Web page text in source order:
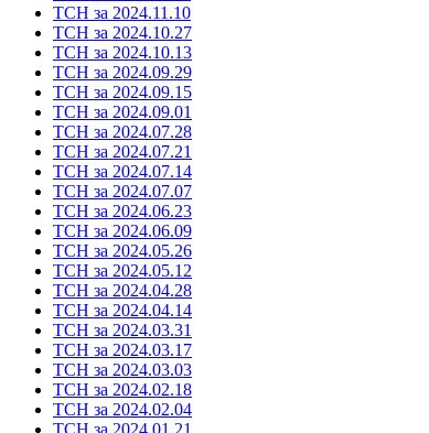
ТСН за 2024.11.10
ТСН за 2024.10.27
ТСН за 2024.10.13
ТСН за 2024.09.29
ТСН за 2024.09.15
ТСН за 2024.09.01
ТСН за 2024.07.28
ТСН за 2024.07.21
ТСН за 2024.07.14
ТСН за 2024.07.07
ТСН за 2024.06.23
ТСН за 2024.06.09
ТСН за 2024.05.26
ТСН за 2024.05.12
ТСН за 2024.04.28
ТСН за 2024.04.14
ТСН за 2024.03.31
ТСН за 2024.03.17
ТСН за 2024.03.03
ТСН за 2024.02.18
ТСН за 2024.02.04
ТСН за 2024.01.21